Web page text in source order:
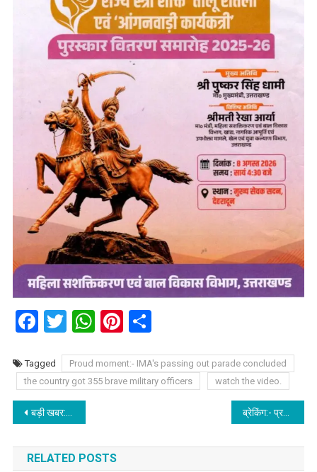
Facebook
Twitter
WhatsApp
Pinterest
Share
Tagged
Proud moment:- IMA's passing out parade concluded
the country got 355 brave military officers
watch the video.
Post
navigation
बड़ी खबर:- जल्द मिलेगी प्रदेश को खेल विश्वविद्यालय की सौगात, खेल मंत्री ने भूमि हस्तांतरण की प्रक्रिया को जल्द पूरा करने के दिए निर्देश। ब्रेकिंग:- प्रदेश के अंत्योदय और प्राथमिक परिवारों को जल्द मिलेगा रियायती दरों पर 1 किलो नमक, शासनादेश हुआ जारी।
RELATED POSTS